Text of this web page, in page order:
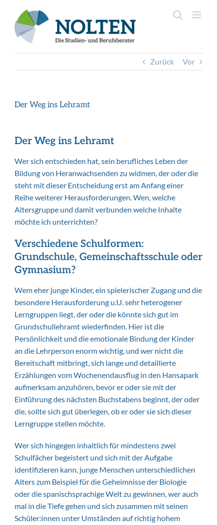
springen
Inhalt
springen
Zurück Vor
Der Weg ins Lehramt
Der Weg ins Lehramt
Wer sich entschieden hat, sein berufliches Leben der
Bildung von Heranwachsenden zu widmen, der oder die
steht mit dieser Entscheidung erst am Anfang einer
Reihe weiterer Herausforderungen. Wen, welche
Altersgruppe und damit verbunden welche Inhalte
möchte ich unterrichten?
Verschiedene Schulformen:
Grundschule, Gemeinschaftsschule oder
Gymnasium?
Wem eher junge Kinder, ein spielerischer Zugang und die
besondere Herausforderung u.U. sehr heterogener
Lerngruppen liegt, der oder die könnte sich gut im
Grundschullehramt wiederfinden. Hier ist die
Persönlichkeit und die emotionale Bindung der Kinder
an die Lehrperson enorm wichtig, und wer nicht die
Bereitschaft mitbringt, sich lange und detaillierte
Erzählungen vom Wochenendausflug in den Hansapark
aufmerksam anzuhören, bevor er oder sie mit der
Einführung des nächsten Buchstabens beginnt, der oder
die, sollte sich gut überlegen, ob er oder sie sich dieser
Lerngruppe stellen möchte.
Wer sich hingegen inhaltlich für mindestens zwei
Schulfächer begeistert und sich mit der Aufgabe
identifizieren kann, junge Menschen unterschiedlichen
Alters zum Beispiel für die Geheimnisse der Biologie
oder die spanischsprachige Welt zu gewinnen, wer auch
mal in die Tiefe gehen und sich zusammen mit seinen
Schüler:innen unter Umständen auf richtig hohem